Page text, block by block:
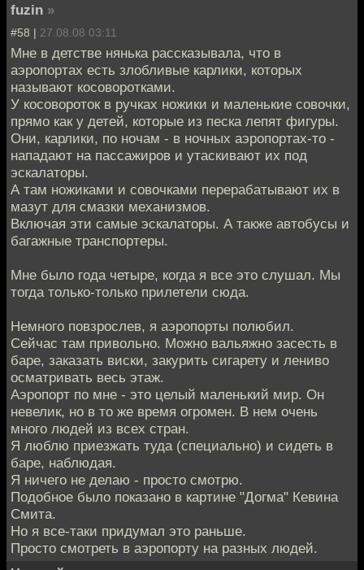
fuzin »
#58 | 27.08.08 03:11
Мне в детстве нянька рассказывала, что в
аэропортах есть злобливые карлики, которых
называют косоворотками.
У косовороток в ручках ножики и маленькие совочки,
прямо как у детей, которые из песка лепят фигуры.
Они, карлики, по ночам - в ночных аэропортах-то -
нападают на пассажиров и утаскивают их под
эскалаторы.
А там ножиками и совочками перерабатывают их в
мазут для смазки механизмов.
Включая эти самые эскалаторы. А также автобусы и
багажные транспортеры.
Мне было года четыре, когда я все это слушал. Мы
тогда только-только прилетели сюда.
Немного повзрослев, я аэропорты полюбил.
Сейчас там привольно. Можно вальяжно засесть в
баре, заказать виски, закурить сигарету и лениво
осматривать весь этаж.
Аэропорт по мне - это целый маленький мир. Он
невелик, но в то же время огромен. В нем очень
много людей из всех стран.
Я люблю приезжать туда (специально) и сидеть в
баре, наблюдая.
Я ничего не делаю - просто смотрю.
Подобное было показано в картине "Догма" Кевина
Смита.
Но я все-таки придумал это раньше.
Просто смотреть в аэропорту на разных людей.